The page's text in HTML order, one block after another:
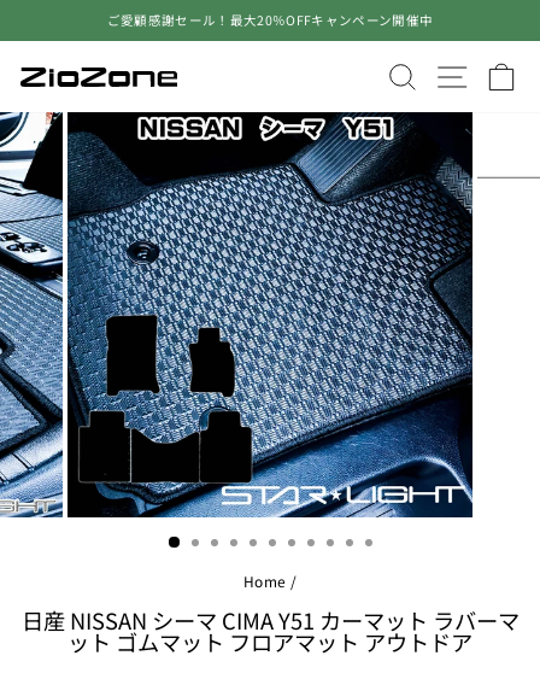
に
ス
キ
ッ
プ
す
る
ス
ド
シ
ー
を
止
め
る
ご愛顧感謝セール！最大20％OFFキャンペーン開催中
サイトを
サイ
Home /
日産 NISSAN シーマ CIMA Y51 カーマット ラバーマ
ット ゴムマット フロアマット アウトドア